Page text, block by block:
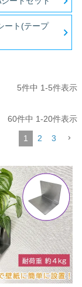
ート(テープ
5件中 1-5件表示
60件中 1-20件表示
1 2 3